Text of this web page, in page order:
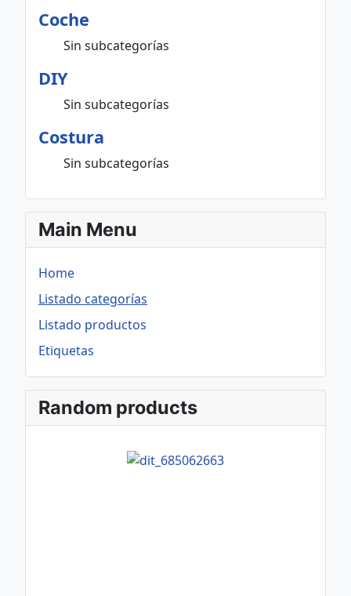
Coche
Sin subcategorías
DIY
Sin subcategorías
Costura
Sin subcategorías
Main Menu
Home
Listado categorías
Listado productos
Etiquetas
Random products